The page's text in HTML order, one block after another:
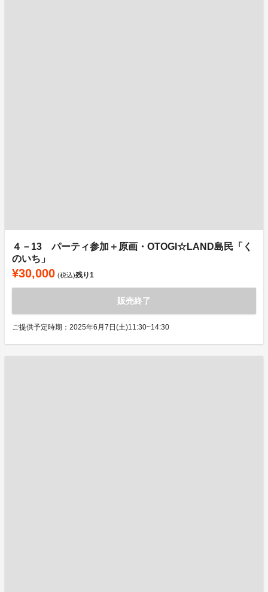
４－13 パーティ参加＋原画・OTOGI☆LAND島民「く
のいち」
¥30,000 (税込)残り1
販売終了
ご提供予定時期：2025年6月7日(土)11:30~14:30